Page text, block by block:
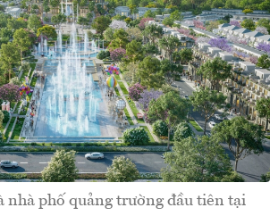
nhà phố quảng trường đầu tiên tại